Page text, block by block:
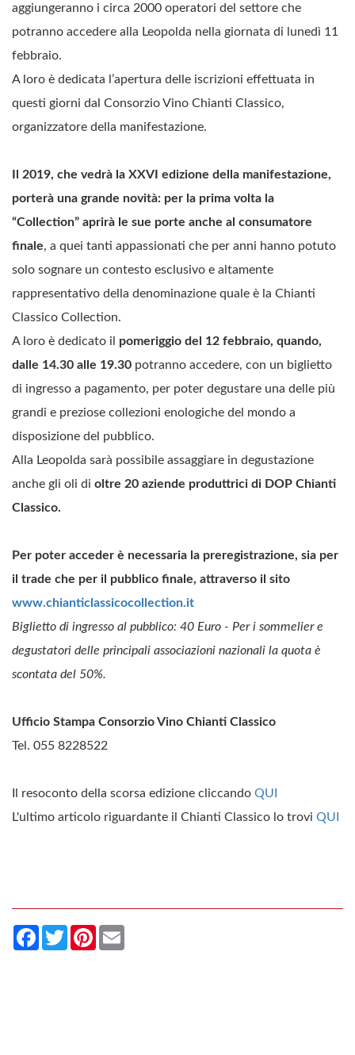
aggiungeranno i circa 2000 operatori del settore che
potranno accedere alla Leopolda nella giornata di lunedì 11
febbraio.
A loro è dedicata l’apertura delle iscrizioni effettuata in
questi giorni dal Consorzio Vino Chianti Classico,
organizzatore della manifestazione.
Il 2019, che vedrà la XXVI edizione della manifestazione,
porterà una grande novità: per la prima volta la
“Collection” aprirà le sue porte anche al consumatore
finale, a quei tanti appassionati che per anni hanno potuto
solo sognare un contesto esclusivo e altamente
rappresentativo della denominazione quale è la Chianti
Classico Collection.
A loro è dedicato il pomeriggio del 12 febbraio, quando,
dalle 14.30 alle 19.30 potranno accedere, con un biglietto
di ingresso a pagamento, per poter degustare una delle più
grandi e preziose collezioni enologiche del mondo a
disposizione del pubblico.
Alla Leopolda sarà possibile assaggiare in degustazione
anche gli oli di oltre 20 aziende produttrici di DOP Chianti
Classico.
Per poter acceder è necessaria la preregistrazione, sia per
il trade che per il pubblico finale, attraverso il sito
www.chianticlassicocollection.it
Biglietto di ingresso al pubblico: 40 Euro - Per i sommelier e
degustatori delle principali associazioni nazionali la quota è
scontata del 50%.
Ufficio Stampa Consorzio Vino Chianti Classico
Tel. 055 8228522
Il resoconto della scorsa edizione cliccando QUI
L'ultimo articolo riguardante il Chianti Classico lo trovi QUI
Facebook
TwitterPinterest